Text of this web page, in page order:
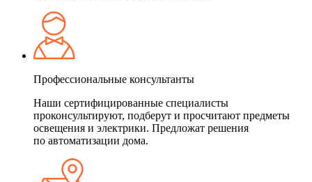
Профессиональные консультанты
Наши сертифицированные специалисты
проконсультируют, подберут и просчитают предметы
освещения и электрики. Предложат решения
по автоматизации дома.